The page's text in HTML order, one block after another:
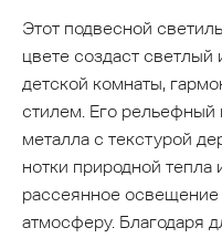
Этот подвесной
цвете создаст
детской комнаты,
стилем. Его рельефный
металла с текстурой
нотки природной тепла
рассеянное
атмосферу. Благодаря